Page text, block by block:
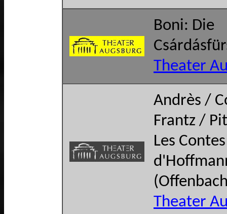
Boni: Die
Theater
Andrès /
Frantz /
Les Contes
Theater